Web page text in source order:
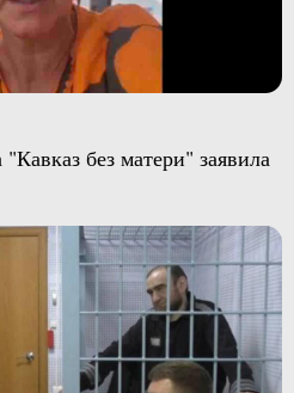
без матери" заявила